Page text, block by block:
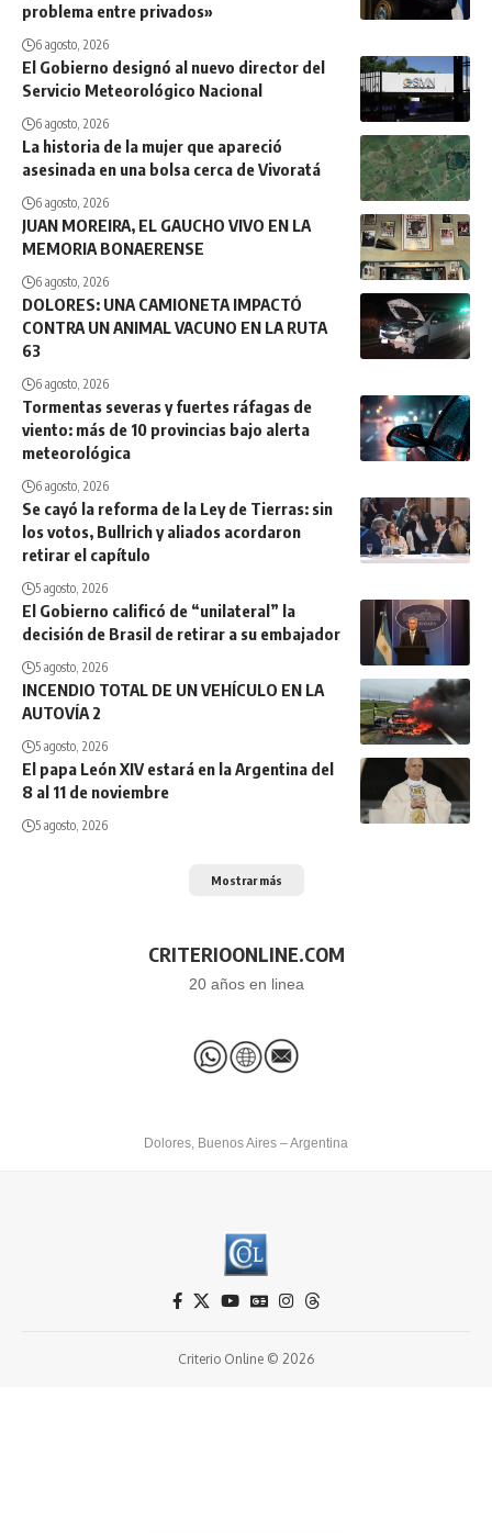
problema entre privados»
6 agosto, 2026
El Gobierno designó al nuevo director del
Servicio Meteorológico Nacional
6 agosto, 2026
La historia de la mujer que apareció
asesinada en una bolsa cerca de Vivoratá
6 agosto, 2026
JUAN MOREIRA, EL GAUCHO VIVO EN LA
MEMORIA BONAERENSE
6 agosto, 2026
DOLORES: UNA CAMIONETA IMPACTÓ
CONTRA UN ANIMAL VACUNO EN LA RUTA
63
6 agosto, 2026
Tormentas severas y fuertes ráfagas de
viento: más de 10 provincias bajo alerta
meteorológica
6 agosto, 2026
Se cayó la reforma de la Ley de Tierras: sin
los votos, Bullrich y aliados acordaron
retirar el capítulo
5 agosto, 2026
El Gobierno calificó de “unilateral” la
decisión de Brasil de retirar a su embajador
5 agosto, 2026
INCENDIO TOTAL DE UN VEHÍCULO EN LA
AUTOVÍA 2
5 agosto, 2026
El papa León XIV estará en la Argentina del
8 al 11 de noviembre
5 agosto, 2026
Mostrar más
CRITERIOONLINE.COM
20 años en linea
Dolores, Buenos Aires – Argentina
Criterio Online © 2026